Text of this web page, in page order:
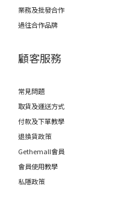
業務及批發合作
過往合作品牌
顧客服務
常見問題
取貨及運送方式
付款及下單教學
退換貨政策
Gethemall會員
會員使用教學
私隱政策